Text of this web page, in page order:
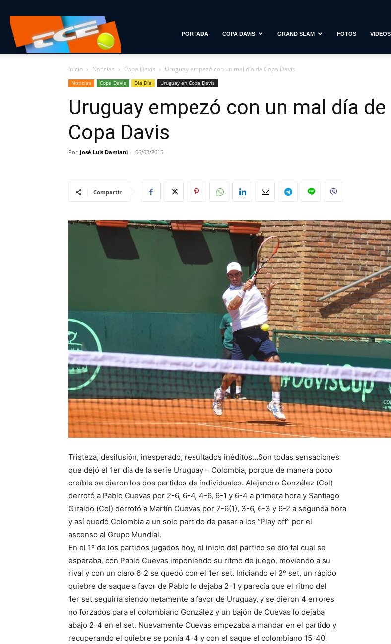
con
Estilo
PORTADA COPA DAVIS GRAND SLAM FOTOS VIDEOS
Inicio Noticias Copa Davis Uruguay empezó con un mal día de Copa Davis
Noticias Copa Davis Día Día Uruguay en Copa Davis
Uruguay empezó con un mal día de
Copa Davis
Por José Luis Damiani - 06/03/2015
Compartir
Tristeza, desilusión, inesperado, resultados inéditos…Son todas sensaciones
que dejó el 1er día de la serie Uruguay – Colombia, porque de manera poco
creíble se dieron los dos partidos de individuales. Alejandro González (Col)
derrotó a Pablo Cuevas por 2-6, 6-4, 4-6, 6-1 y 6-4 a primera hora y Santiago
Giraldo (Col) derrotó a Martín Cuevas por 7-6(1), 3-6, 6-3 y 6-2 a segunda hora
y así quedó Colombia a un solo partido de pasar a los ‘’Play off’’ por el
ascenso al Grupo Mundial.
En el 1º de los partidos jugados hoy, el inicio del partido se dio tal cual se
esperaba, con Pablo Cuevas imponiendo su ritmo de juego, moviendo a su
rival y con un claro 6-2 se quedó con el 1er set. Iniciando el 2º set, un rápido
quiebre de saque a favor de Pablo lo dejaba 2-1 y parecía que el ritmo del
1er set seguiría siendo netamente a favor de Uruguay, y se dieron 4 errores
no forzados para el colombiano González y un bajón de Cuevas lo dejaba
abajo 2-4 en el set. Nuevamente Cuevas empezaba a mandar en el partido y
recuperando el quiebre se ponía 4-4 y con el saque el colombiano 15-40.